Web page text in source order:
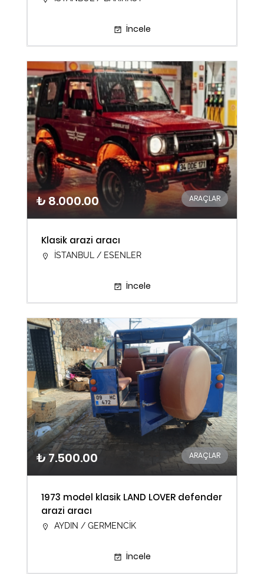
İncele
₺ 8.000.00 ARAÇLAR
Klasik arazi aracı
İSTANBUL / ESENLER
İncele
₺ 7.500.00 ARAÇLAR
1973 model klasik LAND LOVER defender
arazi aracı
AYDIN / GERMENCİK
İncele